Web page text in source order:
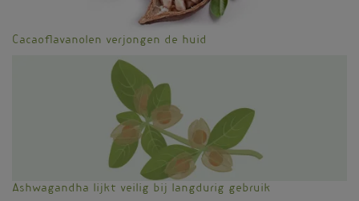
Cacaoflavanolen verjongen de huid
Ashwagandha lijkt veilig bij langdurig gebruik